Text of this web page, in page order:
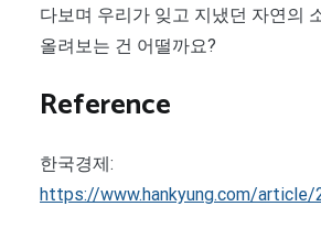
다보며 우리가 잊고 지냈던 자연의
올려보는 건 어떨까요?
Reference
한국경제:
https://www.hankyung.com/